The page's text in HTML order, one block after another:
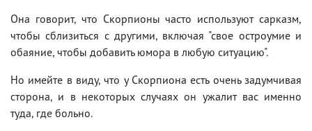
Она говорит, что Скорпионы часто используют сарказм,
чтобы сблизиться с другими, включая "свое остроумие и
обаяние, чтобы добавить юмора в любую ситуацию".
Но имейте в виду, что у Скорпиона есть очень задумчивая
сторона, и в некоторых случаях он ужалит вас именно
туда, где больно.